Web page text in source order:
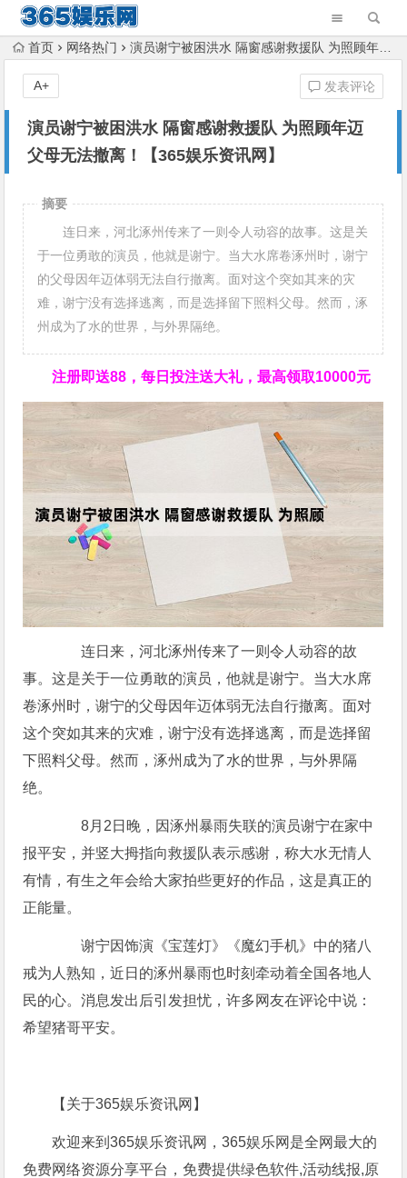
首页 网络热门 演员谢宁被困洪水 隔窗感谢救援队 为照顾年迈父母无法撤离！【365娱乐资讯网】
演员谢宁被困洪水 隔窗感谢救援队 为照顾年迈
父母无法撤离！【365娱乐资讯网】
发表评论
A+
摘要
连日来，河北涿州传来了一则令人动容的故事。这是关
于一位勇敢的演员，他就是谢宁。当大水席卷涿州时，谢宁
的父母因年迈体弱无法自行撤离。面对这个突如其来的灾
难，谢宁没有选择逃离，而是选择留下照料父母。然而，涿
州成为了水的世界，与外界隔绝。
注册即送88，每日投注送大礼，最高领取10000元
连日来，河北涿州传来了一则令人动容的故
事。这是关于一位勇敢的演员，他就是谢宁。当大水席
卷涿州时，谢宁的父母因年迈体弱无法自行撤离。面对
这个突如其来的灾难，谢宁没有选择逃离，而是选择留
下照料父母。然而，涿州成为了水的世界，与外界隔
绝。
8月2日晚，因涿州暴雨失联的演员谢宁在家中
报平安，并竖大拇指向救援队表示感谢，称大水无情人
有情，有生之年会给大家拍些更好的作品，这是真正的
正能量。
谢宁因饰演《宝莲灯》《魔幻手机》中的猪八
戒为人熟知，近日的涿州暴雨也时刻牵动着全国各地人
民的心。消息发出后引发担忧，许多网友在评论中说：
希望猪哥平安。
【关于365娱乐资讯网】
欢迎来到365娱乐资讯网，365娱乐网是全网最大的
免费网络资源分享平台，免费提供绿色软件,活动线报,原